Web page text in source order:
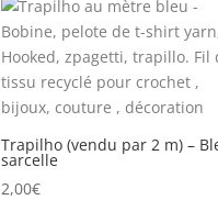
Trapilho (vendu par 2 m) –
sarcelle
2,00€